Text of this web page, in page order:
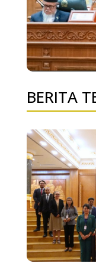
BERITA